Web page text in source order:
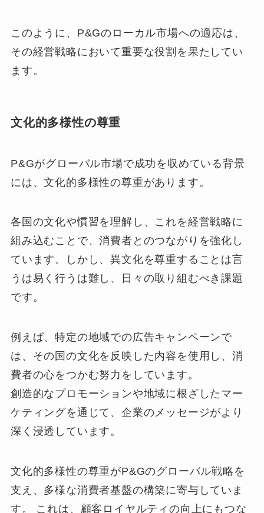
このように、P&Gのローカル市場への適応は、
その経営戦略において重要な役割を果たしてい
ます。
文化的多様性の尊重
P&Gがグローバル市場で成功を収めている背景
には、文化的多様性の尊重があります。
各国の文化や慣習を理解し、これを経営戦略に
組み込むことで、消費者とのつながりを強化し
ています。しかし、異文化を尊重することは言
うは易く行うは難し、日々の取り組むべき課題
です。
例えば、特定の地域での広告キャンペーンで
は、その国の文化を反映した内容を使用し、消
費者の心をつかむ努力をしています。
創造的なプロモーションや地域に根ざしたマー
ケティングを通じて、企業のメッセージがより
深く浸透しています。
文化的多様性の尊重がP&Gのグローバル戦略を
支え、多様な消費者基盤の構築に寄与していま
す。 これは、顧客ロイヤルティの向上にもつな